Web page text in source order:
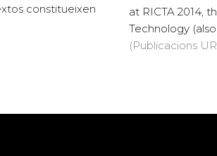
constitueixen
at RICTA 2014,
Technology
(Publicacions